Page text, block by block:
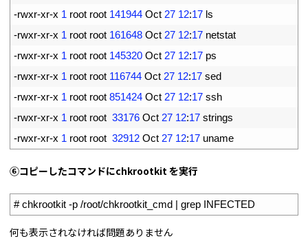
-rwxr-xr-x 1 root root 141944 Oct 27 12:17 ls
-rwxr-xr-x 1 root root 161648 Oct 27 12:17 netstat
-rwxr-xr-x 1 root root 145320 Oct 27 12:17 ps
-rwxr-xr-x 1 root root 116744 Oct 27 12:17 sed
-rwxr-xr-x 1 root root 851424 Oct 27 12:17 ssh
-rwxr-xr-x 1 root root 33176 Oct 27 12:17 strings
-rwxr-xr-x 1 root root 32912 Oct 27 12:17 uname
⑥コピーしたコマンドにchkrootkit を実行
# chkrootkit -p /root/chkrootkit_cmd | grep INFECTED
何も表示されなければ問題ありません